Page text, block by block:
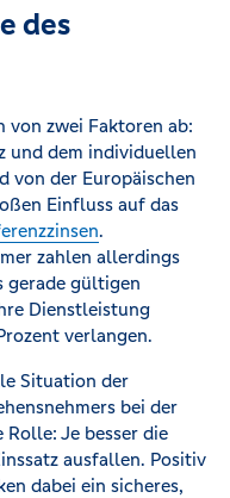
des
von zwei Faktoren ab:
und dem individuellen
von der Europäischen
Einfluss auf das
.
zahlen allerdings
gerade gültigen
Dienstleistung
verlangen.
Situation der
bei der
Je besser die
ausfallen. Positiv
dabei ein sicheres,